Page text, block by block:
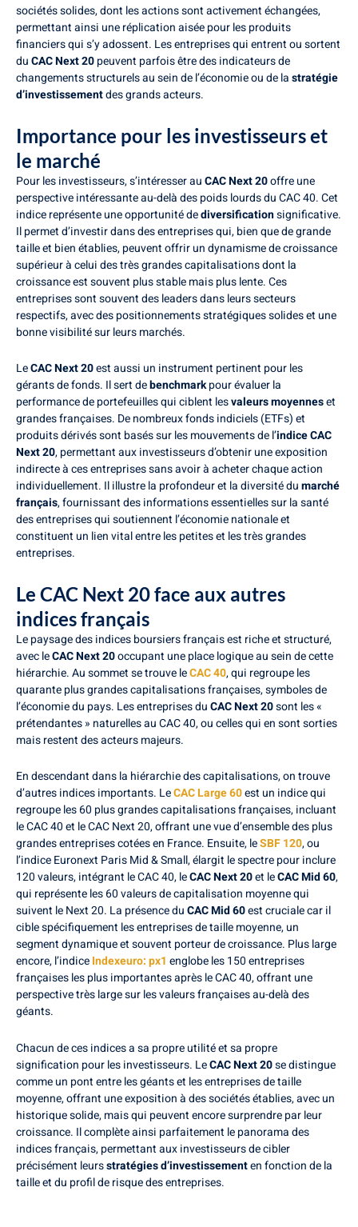
sociétés solides, dont les actions sont activement échangées,
permettant ainsi une réplication aisée pour les produits
financiers qui s’y adossent. Les entreprises qui entrent ou sortent
duCAC Next 20peuvent parfois être des indicateurs de
changements structurels au sein de l’économie ou de lastratégie
d’investissementdes grands acteurs.
Importance pour les investisseurs et
le marché
Pour les investisseurs, s’intéresser auCAC Next 20offre une
perspective intéressante au-delà des poids lourds du CAC 40. Cet
indice représente une opportunité dediversificationsignificative.
Il permet d’investir dans des entreprises qui, bien que de grande
taille et bien établies, peuvent offrir un dynamisme de croissance
supérieur à celui des très grandes capitalisations dont la
croissance est souvent plus stable mais plus lente. Ces
entreprises sont souvent des leaders dans leurs secteurs
respectifs, avec des positionnements stratégiques solides et une
bonne visibilité sur leurs marchés.
LeCAC Next 20est aussi un instrument pertinent pour les
gérants de fonds. Il sert debenchmarkpour évaluer la
performance de portefeuilles qui ciblent lesvaleurs moyenneset
grandes françaises. De nombreux fonds indiciels (ETFs) et
produits dérivés sont basés sur les mouvements de l’indice CAC
Next 20, permettant aux investisseurs d’obtenir une exposition
indirecte à ces entreprises sans avoir à acheter chaque action
individuellement. Il illustre la profondeur et la diversité dumarché
français, fournissant des informations essentielles sur la santé
des entreprises qui soutiennent l’économie nationale et
constituent un lien vital entre les petites et les très grandes
entreprises.
Le CAC Next 20 face aux autres
indices français
Le paysage des indices boursiers français est riche et structuré,
avec leCAC Next 20occupant une place logique au sein de cette
hiérarchie. Au sommet se trouve leCAC 40, qui regroupe les
quarante plus grandes capitalisations françaises, symboles de
l’économie du pays. Les entreprises duCAC Next 20sont les «
prétendantes » naturelles au CAC 40, ou celles qui en sont sorties
mais restent des acteurs majeurs.
En descendant dans la hiérarchie des capitalisations, on trouve
d’autres indices importants. LeCAC Large 60est un indice qui
regroupe les 60 plus grandes capitalisations françaises, incluant
le CAC 40 et le CAC Next 20, offrant une vue d’ensemble des plus
grandes entreprises cotées en France. Ensuite, leSBF 120, ou
l’indice Euronext Paris Mid & Small, élargit le spectre pour inclure
120 valeurs, intégrant le CAC 40, leCAC Next 20et leCAC Mid 60,
qui représente les 60 valeurs de capitalisation moyenne qui
suivent le Next 20. La présence duCAC Mid 60est cruciale car il
cible spécifiquement les entreprises de taille moyenne, un
segment dynamique et souvent porteur de croissance. Plus large
encore, l’indiceIndexeuro: px1 englobe les 150 entreprises
françaises les plus importantes après le CAC 40, offrant une
perspective très large sur les valeurs françaises au-delà des
géants.
Chacun de ces indices a sa propre utilité et sa propre
signification pour les investisseurs. LeCAC Next 20se distingue
comme un pont entre les géants et les entreprises de taille
moyenne, offrant une exposition à des sociétés établies, avec un
historique solide, mais qui peuvent encore surprendre par leur
croissance. Il complète ainsi parfaitement le panorama des
indices français, permettant aux investisseurs de cibler
précisément leursstratégies d’investissementen fonction de la
taille et du profil de risque des entreprises.